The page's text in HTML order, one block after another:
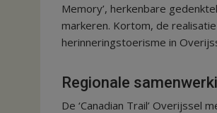
Memory’, herkenbare
markeren. Kortom, de
herinneringstoerisme in
Regionale
De ‘Canadian Trail’ Overijssel